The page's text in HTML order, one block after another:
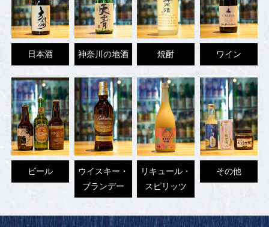
日本酒 神奈川の地酒 焼酎 ワイン
ビール
ウイスキー・
ブランデー
リキュール・
スピリッツ
その他